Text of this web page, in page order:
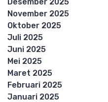
November 2025
Oktober 2025
Juli 2025
Juni 2025
Mei 2025
Maret 2025
Februari 2025
Januari 2025